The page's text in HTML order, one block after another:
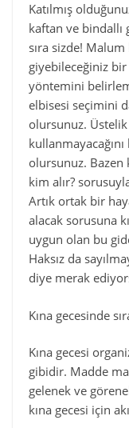
Katılmış
kaftan ve
sıra sizde!
giyebileceğiniz
yöntemini
elbisesi seçimini
olursunuz. Üstelik
olursunuz. Bazen
kim alır?
Artık ortak bir
alacak sorusuna
uygun olan bu
Haksız da
diye merak
Kına gecesinde
Kına gecesi
gibidir. Madde
gelenek ve
kına gecesi için